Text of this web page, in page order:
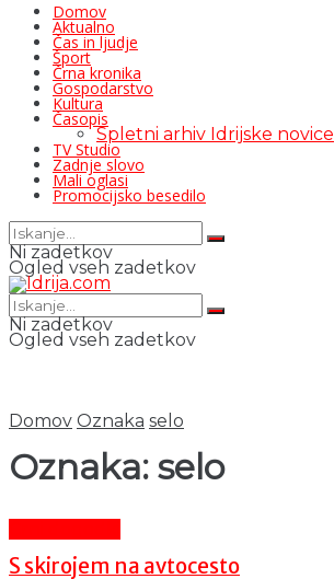
Domov
Aktualno
Čas in ljudje
Šport
Črna kronika
Gospodarstvo
Kultura
Časopis
Spletni arhiv Idrijske novice
TV Studio
Zadnje slovo
Mali oglasi
Promocijsko besedilo
Ni zadetkov
Ogled vseh zadetkov
Ni zadetkov
Ogled vseh zadetkov
Domov Oznaka selo
Oznaka: selo
S skirojem na avtocesto